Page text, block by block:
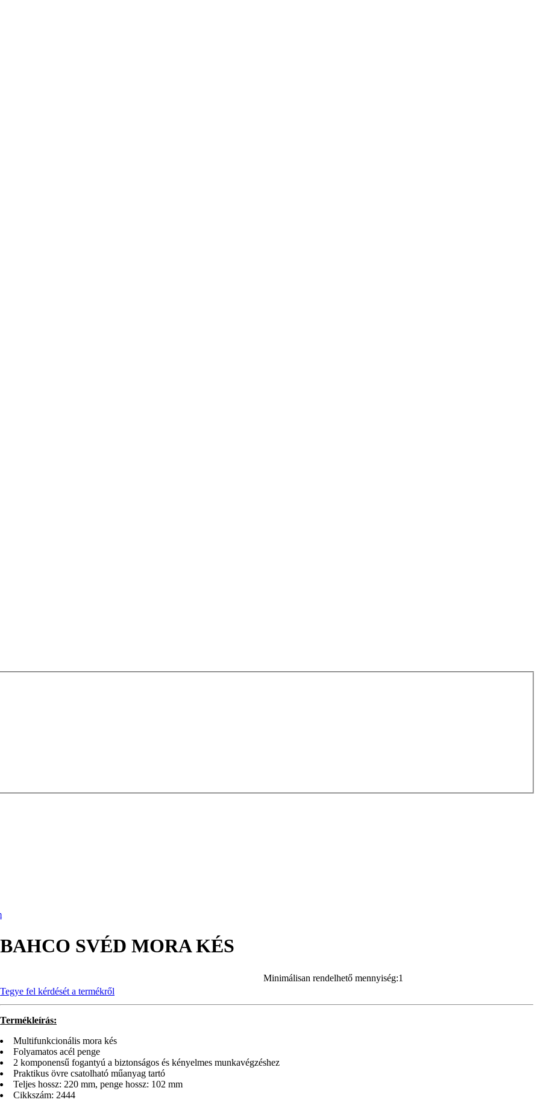
BAHCO SVÉD MORA KÉS
Minimálisan rendelhető mennyiség:1
Tegye fel kérdését a termékről
Termékleírás:
Multifunkcionális mora kés
Folyamatos acél penge
2 komponensű fogantyú a biztonságos és kényelmes munkavégzéshez
Praktikus övre csatolható műanyag tartó
Teljes hossz: 220 mm, penge hossz: 102 mm
Cikkszám: 2444